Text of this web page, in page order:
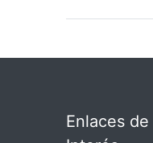
Enlaces de